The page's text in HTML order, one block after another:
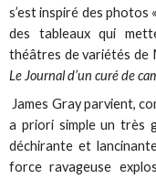
s’est inspiré des photos
des tableaux qui
théâtres de variétés de
Le Journal d’un curé de
James Gray parvient,
a priori simple un très
déchirante et
force ravageuse